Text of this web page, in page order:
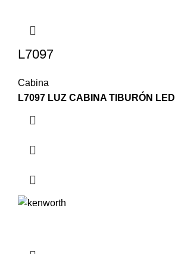
L7097
Cabina
L7097 LUZ CABINA TIBURÓN LED